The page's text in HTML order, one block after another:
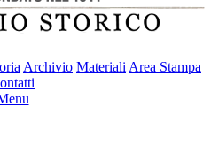
Archivio Materiali Area Stampa